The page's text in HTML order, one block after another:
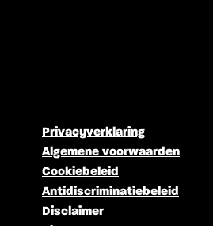
Privacyverklaring
Algemene voorwaarden
Cookiebeleid
Antidiscriminatiebeleid
Disclaimer